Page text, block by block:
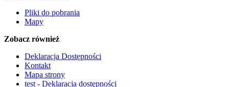
Pliki do pobrania
Mapy
Zobacz również
Deklaracja Dostępności
Kontakt
Mapa strony
test - Deklaracja dostępności